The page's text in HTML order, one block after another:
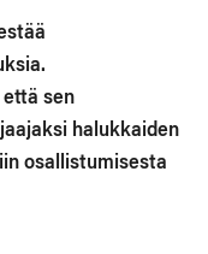
että sen
halukkaiden
osallistumisesta